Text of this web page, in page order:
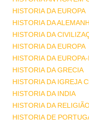
HISTORIA DA EUROPA
HISTORIA DA
HISTORIA DA
HISTORIA DA EUROPA
HISTORIA DA
HISTORIA DA GRECIA
HISTORIA DA IGREJA
HISTORIA DA INDIA
HISTORIA DA
HISTORIA DE